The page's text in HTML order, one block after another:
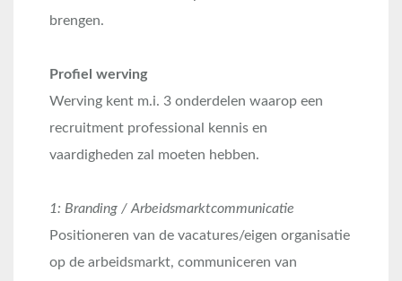
brengen.
Profiel werving
Werving kent m.i. 3 onderdelen waarop een
recruitment professional kennis en
vaardigheden zal moeten hebben.
1: Branding / Arbeidsmarktcommunicatie
Positioneren van de vacatures/eigen organisatie
op de arbeidsmarkt, communiceren van